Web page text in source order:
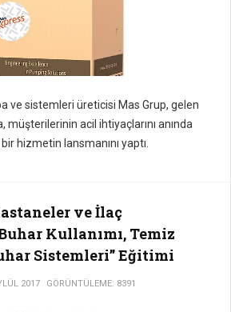
ve sistemleri üreticisi Mas Grup, gelen
acil ihtiyaçlarını anında
hizmetin lansmanını yaptı.
ve İlaç
Kullanımı, Temiz
Sistemleri” Eğitimi
2017 GÖRÜNTÜLEME: 8391